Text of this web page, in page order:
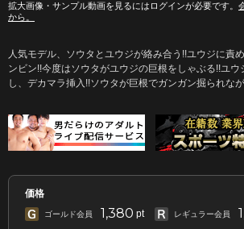
拡大画像・サンプル動画を見るにはログインが必要です。
から。
人気モデル、ソウタとユウジが絡み合う!!ユウジに責
ンビン!!今度はソウタがユウジの巨根をしゃぶる!!ユ
し、デカマラ挿入!!ソウタが巨根でガンガン掘られな
価格
ゴールド会員 1,380 pt レギュラー会員